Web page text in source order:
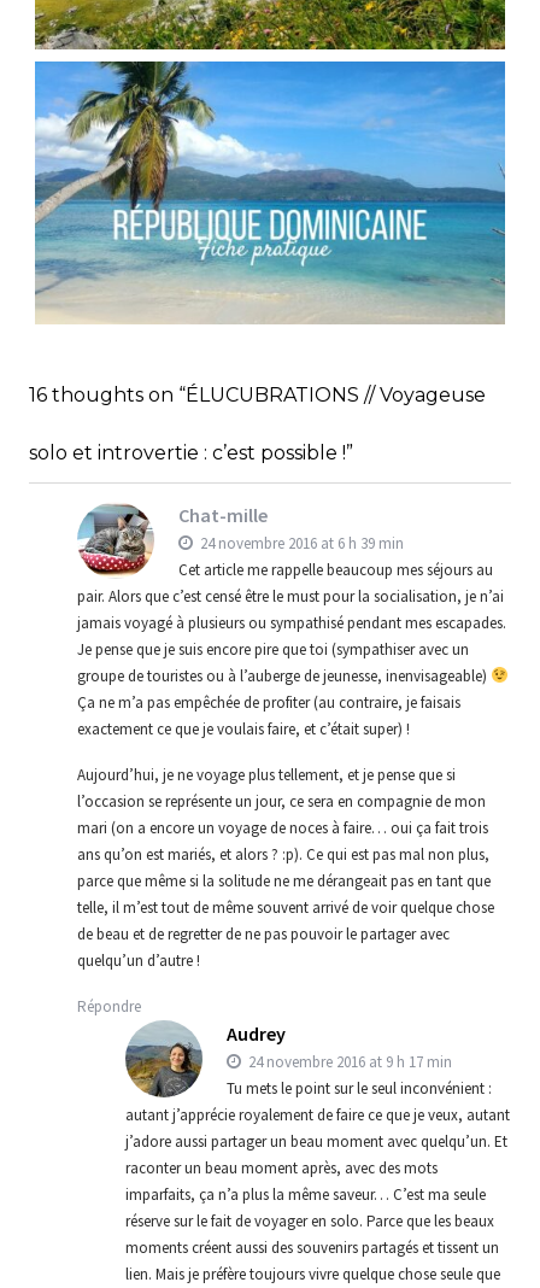
FRANCE // RANDONNÉE AU COL DES PORTES
D’OCHE
Audrey Blog,Europe
RÉPUBLIQUE DOMINICAINE // FICHE
Blog, Bons plans
16 thoughts on “ÉLUCUBRATIONS // Voyageuse
solo et introvertie : c’est possible !”
Chat-mille
24 novembre 2016 at 6 h 39 min
Cet article me rappelle beaucoup mes séjours au
pair. Alors que c’est censé être le must pour la socialisation, je n’ai
jamais voyagé à plusieurs ou sympathisé pendant mes escapades.
Je pense que je suis encore pire que toi (sympathiser avec un
groupe de touristes ou à l’auberge de jeunesse, inenvisageable)
Ça ne m’a pas empêchée de profiter (au contraire, je faisais
exactement ce que je voulais faire, et c’était super) !
Aujourd’hui, je ne voyage plus tellement, et je pense que si
l’occasion se représente un jour, ce sera en compagnie de mon
mari (on a encore un voyage de noces à faire… oui ça fait trois
ans qu’on est mariés, et alors ? :p). Ce qui est pas mal non plus,
parce que même si la solitude ne me dérangeait pas en tant que
telle, il m’est tout de même souvent arrivé de voir quelque chose
de beau et de regretter de ne pas pouvoir le partager avec
quelqu’un d’autre !
Répondre
Audrey
24 novembre 2016 at 9 h 17 min
Tu mets le point sur le seul inconvénient :
autant j’apprécie royalement de faire ce que je veux, autant
j’adore aussi partager un beau moment avec quelqu’un. Et
raconter un beau moment après, avec des mots
imparfaits, ça n’a plus la même saveur… C’est ma seule
réserve sur le fait de voyager en solo. Parce que les beaux
moments créent aussi des souvenirs partagés et tissent un
lien. Mais je préfère toujours vivre quelque chose seule que